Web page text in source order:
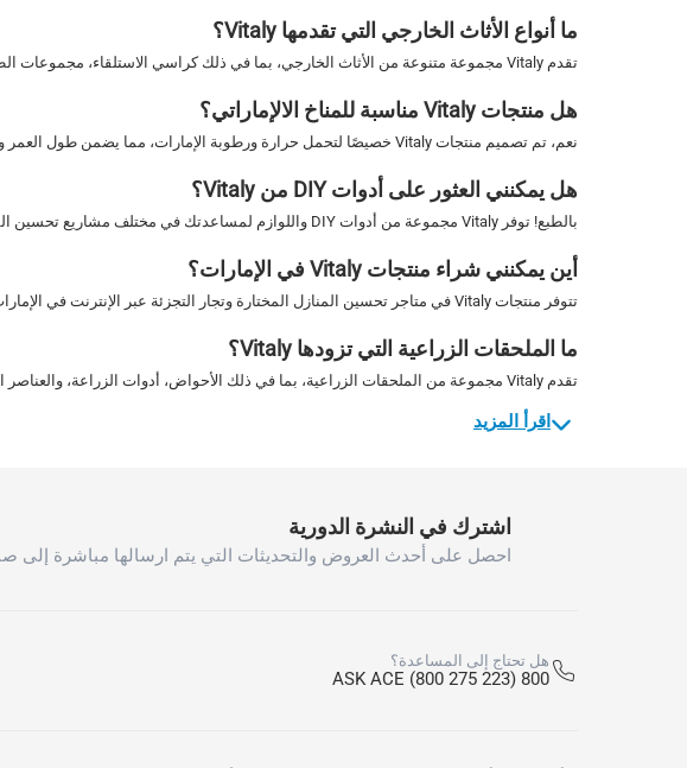
ما أنواع الأثاث الخارجي التي تقدمها Vitaly؟
تقدم Vitaly مجموعة متنوعة من الأثاث الخارجي، بما في ذلك كراسي الاستلقاء، مجموعات الطعام، والمظلات، المصممة للراحة والمتانة.
هل منتجات Vitaly مناسبة للمناخ الالإماراتي؟
نعم، تم تصميم منتجات Vitaly خصيصًا لتحمل حرارة ورطوبة الإمارات، مما يضمن طول العمر والأداء.
هل يمكنني العثور على أدوات DIY من Vitaly؟
بالطبع! توفر Vitaly مجموعة من أدوات DIY واللوازم لمساعدتك في مختلف مشاريع تحسين المنزل.
أين يمكنني شراء منتجات Vitaly في الإمارات؟
تتوفر منتجات Vitaly في متاجر تحسين المنازل المختارة وتجار التجزئة عبر الإنترنت في الإمارات، مما يسهل عليك العثور على ما تحتاجه.
ما الملحقات الزراعية التي تزودها Vitaly؟
تقدم Vitaly مجموعة من الملحقات الزراعية، بما في ذلك الأحواض، أدوات الزراعة، والعناصر الزخرفية لتحسين حديقتك.
اقرأ المزيد
اشترك في النشرة الدورية
احصل على أحدث العروض والتحديثات التي يتم ارسالها مباشرة إلى
هل تحتاج إلى المساعدة؟
800 ASK ACE (800 275 223)